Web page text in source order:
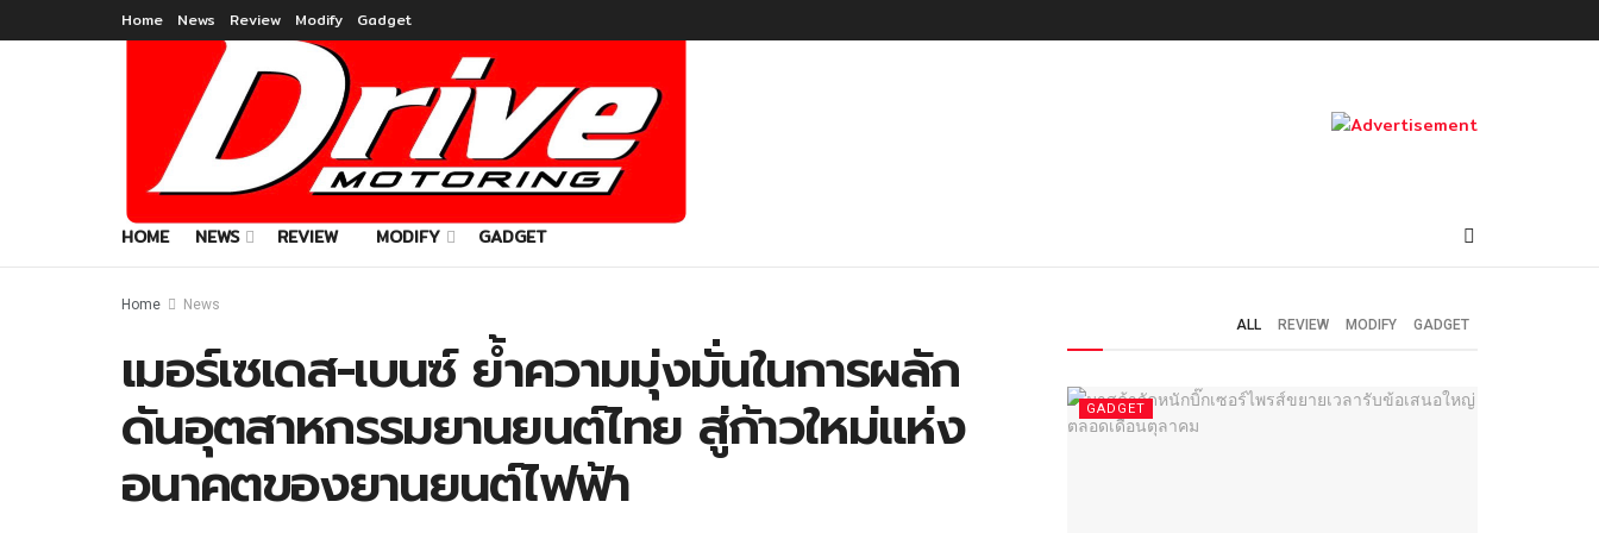
Home News Review Modify Gadget
HOME NEWS REVIEW MODIFY GADGET
Home News
เมอร์เซเดส-เบนซ์ ย้ำความมุ่งมั่นในการผลัก
ดันอุตสาหกรรมยานยนต์ไทย สู่ก้าวใหม่แห่ง
อนาคตของยานยนต์ไฟฟ้า
ALL REVIEW MODIFY GADGET
GADGET